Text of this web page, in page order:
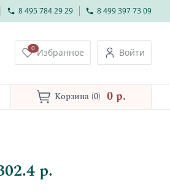
8 495 784 29 29 8 499 397 73 09
0 Избранное Войти
Корзина (0) 0 p.
р.